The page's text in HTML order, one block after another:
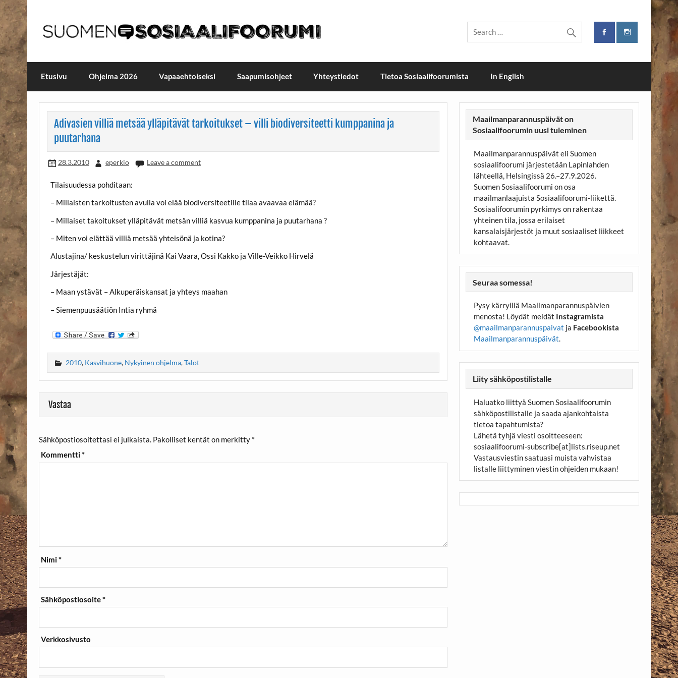
Skip
to
content
Maailmanparannuspäivät / Suomen Sosiaalifoorumi
Maailmanparannuspäivät Lapinlahden Lähteellä, Helsingissä 26.–27.9.2026
Etusivu Ohjelma 2026 Vapaaehtoiseksi Saapumisohjeet Yhteystiedot Tietoa Sosiaalifoorumista In English
Adivasien villiä metsää ylläpitävät tarkoitukset – villi biodiversiteetti kumppanina ja
puutarhana
28.3.2010 eperkio Leave a comment
Tilaisuudessa pohditaan:
– Millaisten tarkoitusten avulla voi elää biodiversiteetille tilaa avaavaa elämää?
– Millaiset takoitukset ylläpitävät metsän villiä kasvua kumppanina ja puutarhana ?
– Miten voi elättää villiä metsää yhteisönä ja kotina?
Alustajina/ keskustelun virittäjinä Kai Vaara, Ossi Kakko ja Ville-Veikko Hirvelä
Järjestäjät:
– Maan ystävät – Alkuperäiskansat ja yhteys maahan
– Siemenpuusäätiön Intia ryhmä
2010, Kasvihuone, Nykyinen ohjelma,Talot
Vastaa
Sähköpostiosoitettasi ei julkaista. Pakolliset kentät on merkitty *
Kommentti*
Nimi*
Sähköpostiosoite*
Verkkosivusto
Maailmanparannuspäivät on
Sosiaalifoorumin uusi tuleminen
Maailmanparannuspäivät eli Suomen
sosiaalifoorumi järjestetään Lapinlahden
lähteellä, Helsingissä 26.–27.9.2026.
Suomen Sosiaalifoorumi on osa
maailmanlaajuista Sosiaalifoorumi-liikettä.
Sosiaalifoorumin pyrkimys on rakentaa
yhteinen tila, jossa erilaiset
kansalaisjärjestöt ja muut sosiaaliset liikkeet
kohtaavat.
Seuraa somessa!
Pysy kärryillä Maailmanparannuspäivien
menosta! Löydät meidät Instagramista
@maailmanparannuspaivat ja Facebookista
Maailmanparannuspäivät.
Liity sähköpostilistalle
Haluatko liittyä Suomen Sosiaalifoorumin
sähköpostilistalle ja saada ajankohtaista
tietoa tapahtumista?
Lähetä tyhjä viesti osoitteeseen:
sosiaalifoorumi-subscribe[at]lists.riseup.net
Vastausviestin saatuasi muista vahvistaa
listalle liittyminen viestin ohjeiden mukaan!